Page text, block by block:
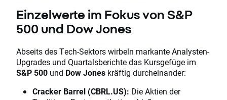
Einzelwerte im Fokus von S&P
500 und Dow Jones
Abseits des Tech-Sektors wirbeln markante Analysten-
Upgrades und Quartalsberichte das Kursgefüge im
S&P 500 und Dow Jones kräftig durcheinander:
Cracker Barrel (CBRL.US): Die Aktien der